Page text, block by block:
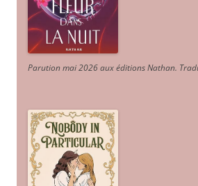
Parution mai 2026 aux éditions Nathan.